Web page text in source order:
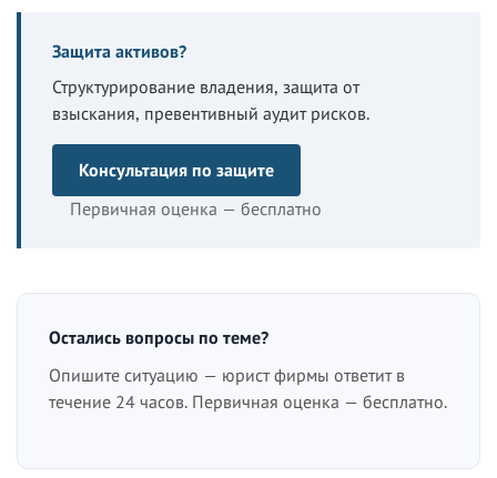
Защита активов?
Структурирование владения, защита от
взыскания, превентивный аудит рисков.
Консультация по защите
Первичная оценка — бесплатно
Остались вопросы по теме?
Опишите ситуацию — юрист фирмы ответит в
течение 24 часов. Первичная оценка — бесплатно.